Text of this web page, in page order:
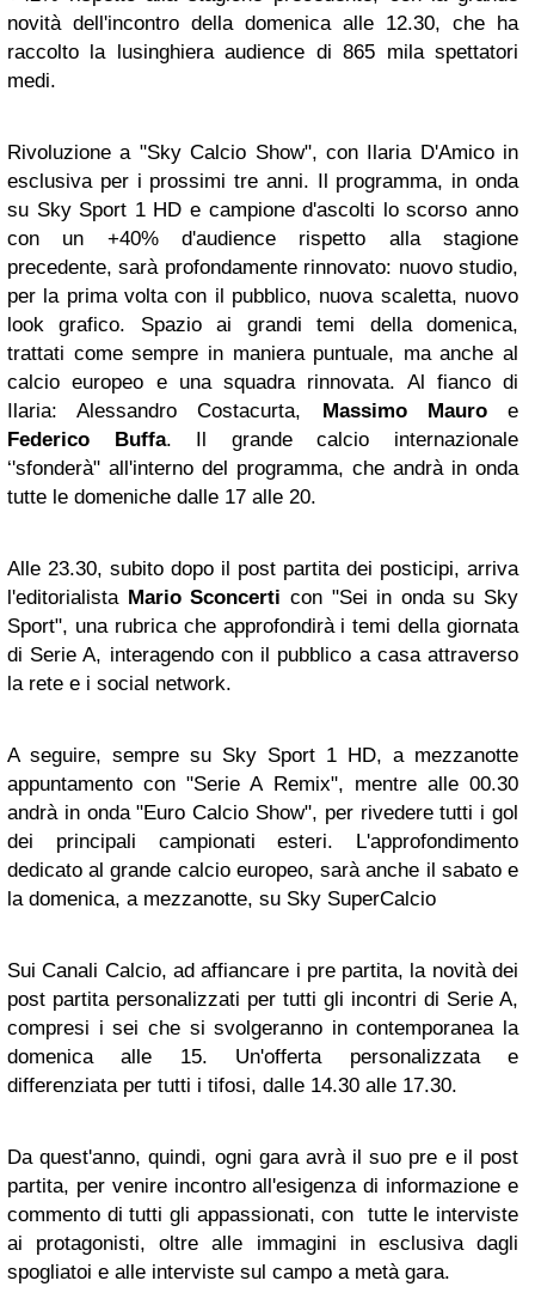
novità dell'incontro della domenica alle 12.30, che ha
raccolto la lusinghiera audience di 865 mila spettatori
medi.
Rivoluzione a "Sky Calcio Show", con Ilaria D'Amico in
esclusiva per i prossimi tre anni. Il programma, in onda
su Sky Sport 1 HD e campione d'ascolti lo scorso anno
con un +40% d'audience rispetto alla stagione
precedente, sarà profondamente rinnovato: nuovo studio,
per la prima volta con il pubblico, nuova scaletta, nuovo
look grafico. Spazio ai grandi temi della domenica,
trattati come sempre in maniera puntuale, ma anche al
calcio europeo e una squadra rinnovata. Al fianco di
Ilaria: Alessandro Costacurta, Massimo Mauroe
Federico Buffa. Il grande calcio internazionale
‘'sfonderà" all'interno del programma, che andrà in onda
tutte le domeniche dalle 17 alle 20.
Alle 23.30, subito dopo il post partita dei posticipi, arriva
l'editorialista Mario Sconcerti con "Sei in onda su Sky
Sport", una rubrica che approfondirà i temi della giornata
di Serie A, interagendo con il pubblico a casa attraverso
la rete e i social network.
A seguire, sempre su Sky Sport 1 HD, a mezzanotte
appuntamento con "Serie A Remix", mentre alle 00.30
andrà in onda "Euro Calcio Show", per rivedere tutti i gol
dei principali campionati esteri. L'approfondimento
dedicato al grande calcio europeo, sarà anche il sabato e
la domenica, a mezzanotte, su Sky SuperCalcio
Sui Canali Calcio, ad affiancare i pre partita, la novità dei
post partita personalizzati per tutti gli incontri di Serie A,
compresi i sei che si svolgeranno in contemporanea la
domenica alle 15. Un'offerta personalizzata e
differenziata per tutti i tifosi, dalle 14.30 alle 17.30.
Da quest'anno, quindi, ogni gara avrà il suo pre e il post
partita, per venire incontro all'esigenza di informazione e
commento di tutti gli appassionati, con tutte le interviste
ai protagonisti, oltre alle immagini in esclusiva dagli
spogliatoi e alle interviste sul campo a metà gara.